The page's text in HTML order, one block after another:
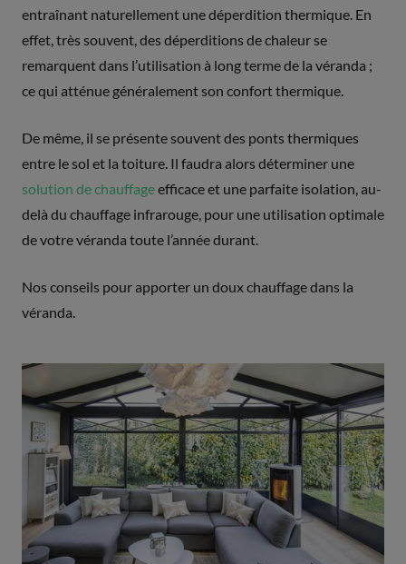
entraînant naturellement une déperdition thermique. En
effet, très souvent, des déperditions de chaleur se
remarquent dans l’utilisation à long terme de la véranda ;
ce qui atténue généralement son confort thermique.
De même, il se présente souvent des ponts thermiques
entre le sol et la toiture. Il faudra alors déterminer une
solution de chauffageefficace et une parfaite isolation, au-
delà du chauffage infrarouge, pour une utilisation optimale
de votre véranda toute l’année durant.
Nos conseils pour apporter un doux chauffage dans la
véranda.